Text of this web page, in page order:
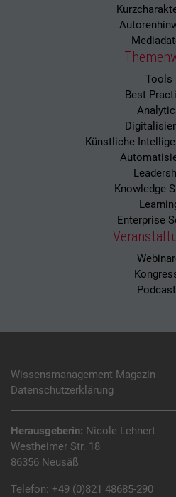
Tools
Best
Künstliche
Knowledge
Enterprise
Wissensmanagement Magazin
Datenschutzerklärung
Herausgeberin: Nicole Lehnert
Westheimer Str. 18
86356 Neusäß
Telefon: +49 (0)821 48685-290